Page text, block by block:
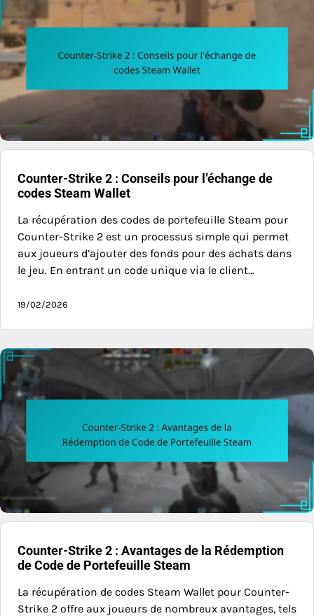
Counter-Strike 2 : Conseils pour l’échange de
codes Steam Wallet
La récupération des codes de portefeuille Steam pour
Counter-Strike 2 est un processus simple qui permet
aux joueurs d’ajouter des fonds pour des achats dans
le jeu. En entrant un code unique via le client…
19/02/2026
Counter-Strike 2 : Avantages de la Rédemption
de Code de Portefeuille Steam
La récupération de codes Steam Wallet pour Counter-
Strike 2 offre aux joueurs de nombreux avantages, tels